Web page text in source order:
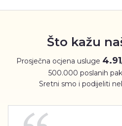
Što kažu
Prosječna ocjena usluge 4.91
500.000 poslanih
Sretni smo i podijeliti